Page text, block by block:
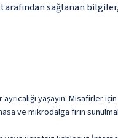
sağlanan
ayrıcalığı yaşayın.
ve mikrodalga fırın